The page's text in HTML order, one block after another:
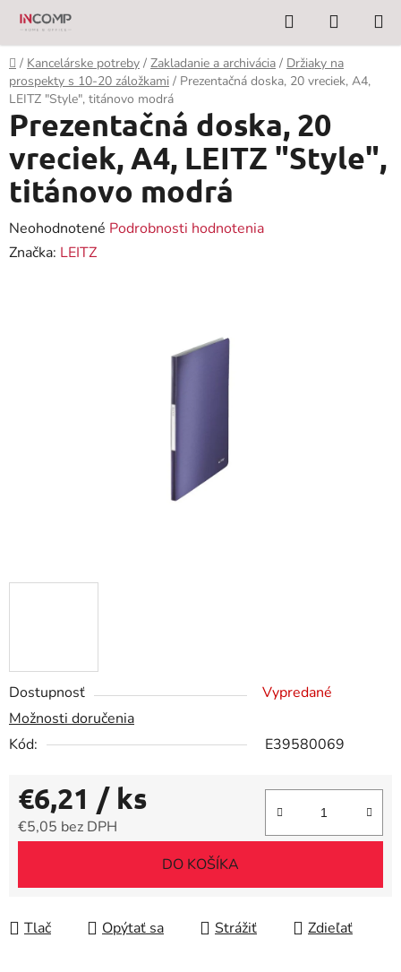
Prejsť
obsah
Hľadať
KOŠÍK
Domov
/ Kancelárske potreby / Zakladanie a archivácia / Držiaky na
prospekty s 10-20 záložkami / Prezentačná doska, 20 vreciek, A4,
LEITZ "Style", titánovo modrá
Dostupnosť
Vypredané
Možnosti doručenia
Kód:
E39580069
€6,21 / ks
€5,05 bez DPH
DO KOŠÍKA
Tlač Opýtať sa Strážiť Zdieľať
Prezentačná doska, 20
vreciek, A4, LEITZ "Style",
titánovo modrá
Priemerné
hodnotenie
Neohodnotené Podrobnosti hodnotenia
Značka: LEITZ